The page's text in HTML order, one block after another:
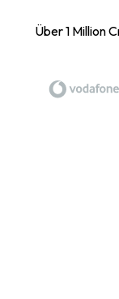
Über 1 Million